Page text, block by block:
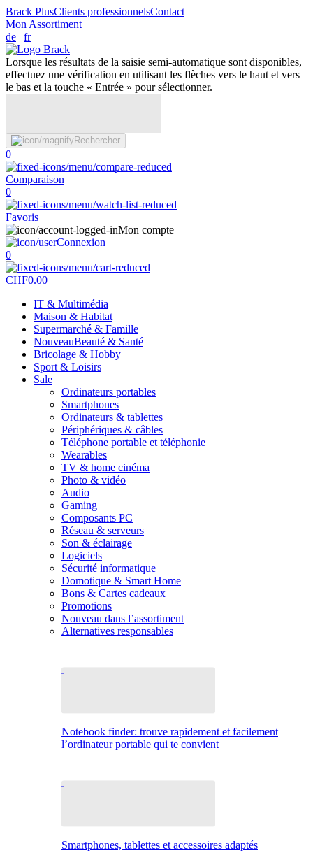
Brack PlusClients professionnelsContact
Mon Assortiment
de | fr
Lorsque les résultats de la saisie semi-automatique sont disponibles,
effectuez une vérification en utilisant les flèches vers le haut et vers
le bas et la touche « Entrée » pour sélectionner.
Rechercher
0
Comparaison
0
Favoris
Mon compte
Connexion
0
CHF0.00
IT & Multimédia
Maison & Habitat
Supermarché & Famille
NouveauBeauté & Santé
Bricolage & Hobby
Sport & Loisirs
Sale
Ordinateurs portables
Smartphones
Ordinateurs & tablettes
Périphériques & câbles
Téléphone portable et téléphonie
Wearables
TV & home cinéma
Photo & vidéo
Audio
Gaming
Composants PC
Réseau & serveurs
Son & éclairage
Logiciels
Sécurité informatique
Domotique & Smart Home
Bons & Cartes cadeaux
Promotions
Nouveau dans l’assortiment
Alternatives responsables
Notebook finder: trouve rapidement et facilement
l’ordinateur portable qui te convient
Smartphones, tablettes et accessoires adaptés